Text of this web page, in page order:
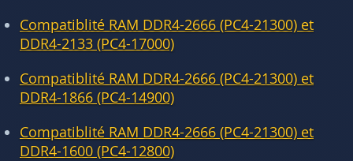
Compatiblité RAM DDR4-2666 (PC4-21300) et
DDR4-2133 (PC4-17000)
Compatiblité RAM DDR4-2666 (PC4-21300) et
DDR4-1866 (PC4-14900)
Compatiblité RAM DDR4-2666 (PC4-21300) et
DDR4-1600 (PC4-12800)